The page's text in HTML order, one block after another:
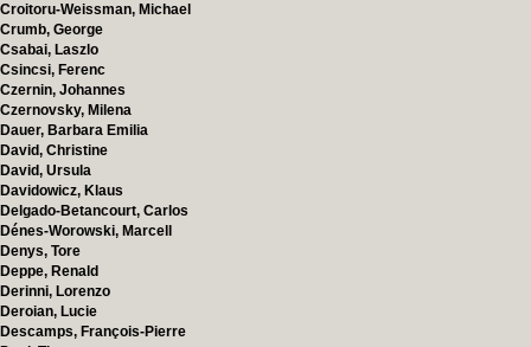
Croitoru-Weissman, Michael
Crumb, George
Csabai, Laszlo
Csincsi, Ferenc
Czernin, Johannes
Czernovsky, Milena
Dauer, Barbara Emilia
David, Christine
David, Ursula
Davidowicz, Klaus
Delgado-Betancourt, Carlos
Dénes-Worowski, Marcell
Denys, Tore
Deppe, Renald
Derinni, Lorenzo
Deroian, Lucie
Descamps, François-Pierre